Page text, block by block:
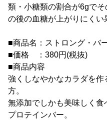
類・小糖類の割合が6gで
の後の血糖が上がりにくい
■商品名：ストロング・バ
■価格 ：380円(税抜)
■商品内容
強くしなやかなカラダを
方。
無添加でしかも美味しく
プロテインバー。